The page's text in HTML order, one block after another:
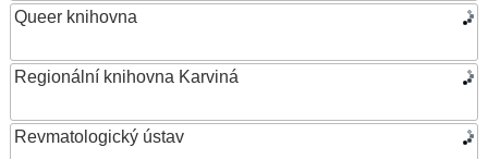
Queer knihovna
Regionální knihovna Karviná
Revmatologický ústav